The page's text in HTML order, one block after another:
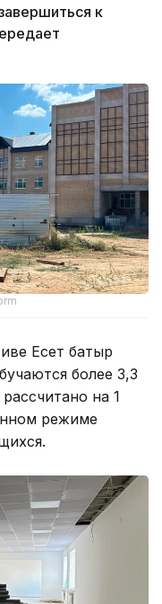
к
Есет батыр
более 3,3
на 1
режиме